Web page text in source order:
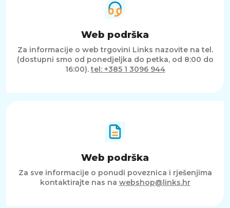
Web podrška
Za informacije o web trgovini Links nazovite na tel.
(dostupni smo od ponedjeljka do petka, od 8:00 do
16:00).tel: +385 1 3096 944
Web podrška
Za sve informacije o ponudi poveznica i rješenjima
kontaktirajte nas na webshop@links.hr